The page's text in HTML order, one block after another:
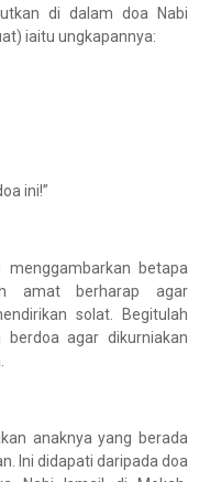
di dalam doa Nabi
iaitu ungkapannya:
ini!”
betapa
amat berharap agar
solat. Begitulah
agar dikurniakan
anaknya yang berada
Ini didapati daripada doa